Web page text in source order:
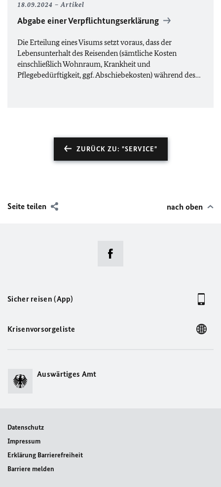
18.09.2024 Artikel
Abgabe einer Verpflichtungserklärung
Die Erteilung eines Visums setzt voraus, dass der
Lebensunterhalt des Reisenden (sämtliche Kosten
einschließlich Wohnraum, Krankheit und
Pflegebedürftigkeit, ggf.Abschiebekosten) während des…
ZURÜCK ZU: "SERVICE"
Seite teilen nach oben
Sicher reisen (App)
Krisenvorsorgeliste
Auswärtiges Amt
Datenschutz
Impressum
Erklärung Barrierefreiheit
Barriere melden